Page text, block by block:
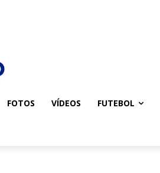
FOTOS VÍDEOS FUTEBOL